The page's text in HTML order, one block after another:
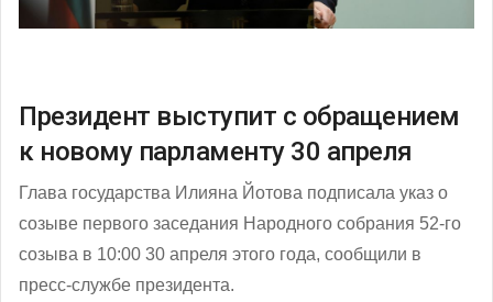
Президент выступит с обращением
к новому парламенту 30 апреля
Глава государства Илияна Йотова подписала указ о
созыве первого заседания Народного собрания 52-го
созыва в 10:00 30 апреля этого года, сообщили в
пресс-службе президента.